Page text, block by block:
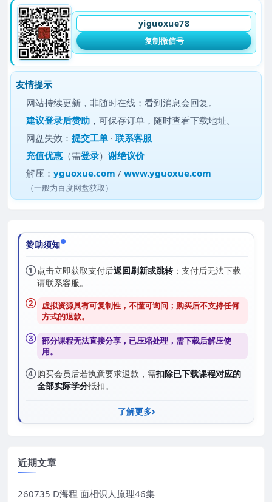
yiguoxue78
复制微信号
友情提示
网站持续更新，非随时在线；看到消息会回复。
建议登录后赞助 ，可保存订单，随时查看下载地址。
网盘失效：提交工单 ·联系客服
充值优惠 （需登录）谢绝议价
解压：yguoxue.com /www.yguoxue.com
（一般为百度网盘获取）
赞助须知
①点击立即获取支付后返回刷新或跳转；支付后无法下载
请联系客服。
② 虚拟资源具有可复制性，不懂可询问；购买后不支持任何
方式的退款。
③ 部分课程无法直接分享，已压缩处理，需下载后解压使
用。
④购买会员后若执意要求退款，需扣除已下载课程对应的
全部实际学分抵扣。
了解更多
近期文章
260735 D海程 面相识人原理46集